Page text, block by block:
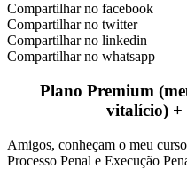
Compartilhar no facebook
Compartilhar no twitter
Compartilhar no linkedin
Compartilhar no whatsapp
Plano Premium
vitalício) +
Amigos, conheçam o meu
Processo Penal e Execução